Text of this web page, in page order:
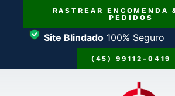
RASTREAR ENCOMENDA
PEDIDOS
Site Blindado100% Seguro
(45) 99112-0419